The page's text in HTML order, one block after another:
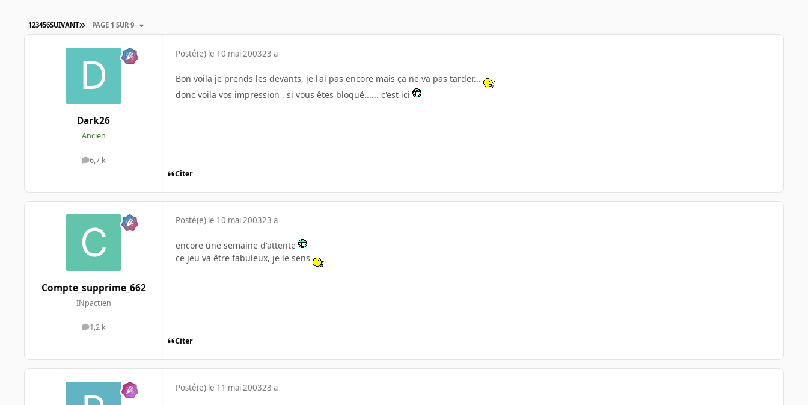
123456SUIVANT PAGE 1 SUR 9
Dark26
Ancien
6,7 k
messages
Posté(e) le 10 mai 200323 a
Bon voila je prends les devants, je l'ai pas encore mais ça ne va pas tarder...
donc voila vos impression , si vous êtes bloqué...... c'est ici
Citer
Compte_supprime_662
INpactien
1,2 k
messages
Posté(e) le 10 mai 200323 a
encore une semaine d'attente
ce jeu va être fabuleux, je le sens
Citer
Posté(e) le 11 mai 200323 a